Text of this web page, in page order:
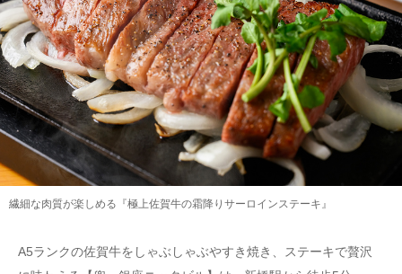
繊細な肉質が楽しめる『極上佐賀牛の霜降りサーロインステーキ』
A5ランクの佐賀牛をしゃぶしゃぶやすき焼き、ステーキで贅沢